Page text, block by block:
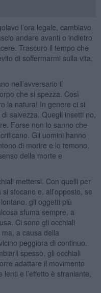
l’ora legale, cambiavo
andare avanti o indietro
Trascuro il tempo che
di soffermarmi sulla vita,
nell’avversario il
che si spezza. Così
la natura! In genere ci si
salvezza. Quegli insetti no,
Forse non lo sanno che
Gli uomini hanno
di morire e lo temono.
della morte e
mettersi. Con quelli per
sfocano e, all’opposto, se
gli oggetti più
sfuma sempre, a
Ci sono gli occhiali
a causa della
peggiora di continuo.
spesso, gli occhiali
adattare il movimento
e l’effetto è straniante,